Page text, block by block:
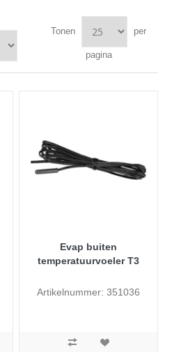
Tonen per
pagina
Evap buiten
temperatuurvoeler T3
Artikelnummer: 351036